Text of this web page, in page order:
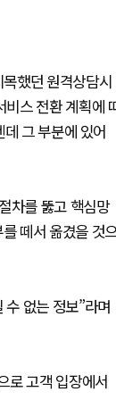
목했던 원격상담시
비스 전환 계획에
그 부분에 있어
차를 뚫고 핵심망
떼서 옮겼을 것
없는 정보”라며
로 고객 입장에서